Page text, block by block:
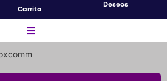
Carrito
Deseos